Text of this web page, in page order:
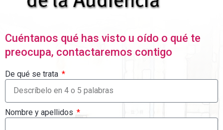
Cuéntanos qué has visto u oído o qué te
preocupa, contactaremos contigo
De qué se trata
Nombre y apellidos